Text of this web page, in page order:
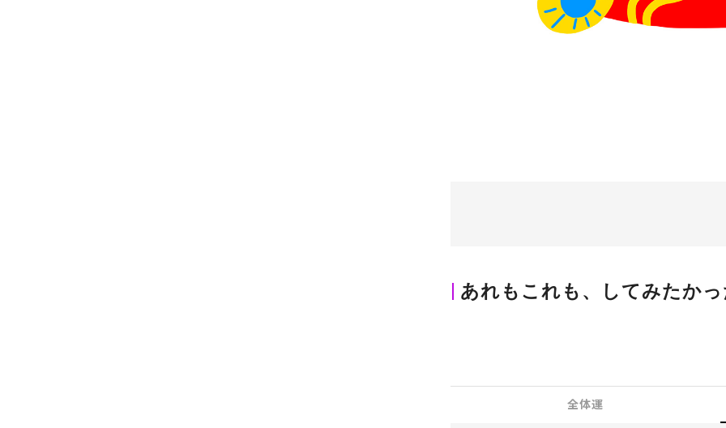
あれもこれも、してみたか
全体運